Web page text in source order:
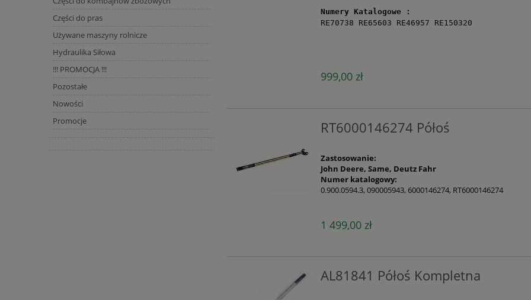
Części do pras
Używane maszyny rolnicze
Hydraulika Siłowa
!!! PROMOCJA !!!
Pozostałe
Nowości
Promocje
Numery Katalogowe :
RE70738 RE65603 RE46957 RE150320
999,00 zł
RT6000146274 Półoś
Zastosowanie:
John Deere, Same, Deutz Fahr
Numer katalogowy:
0.900.0594.3, 090005943, 6000146274, RT6000146274
1 499,00 zł
AL81841 Półoś Kompletna